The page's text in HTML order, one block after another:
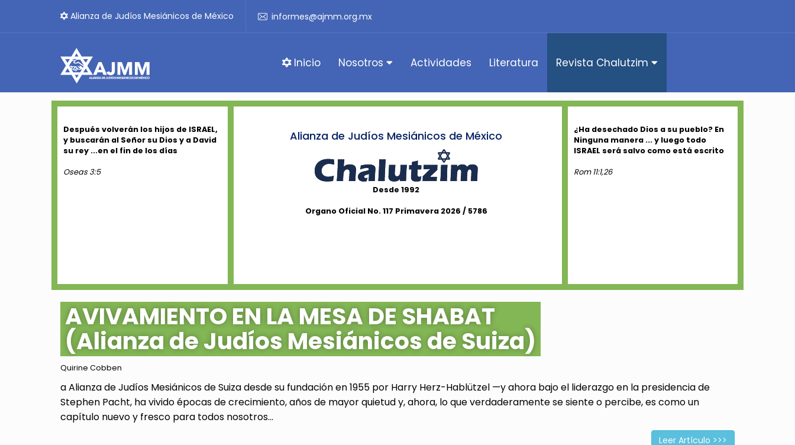
Alianza de Judíos Mesiánicos de México informes@ajmm.org.mx
Inicio Nosotros Actividades Literatura Revista Chalutzim
Después volverán los hijos de ISRAEL,
y buscarán al Señor su Dios y a David
su rey ...en el fin de los días
Oseas 3:5
Alianza de Judíos Mesiánicos de México
Desde 1992
Organo Oficial No. 117 Primavera 2026 / 5786
¿Ha desechado Dios a su pueblo? En
Ninguna manera ... y luego todo
ISRAEL será salvo como está escrito
Rom 11:1,26
AVIVAMIENTO EN LA MESA DE SHABAT
(Alianza de Judíos Mesiánicos de Suiza)
Quirine Cobben
a Alianza de Judíos Mesiánicos de Suiza desde su fundación en 1955 por Harry Herz-Hablützel —y ahora bajo el liderazgo en la presidencia de
Stephen Pacht, ha vivido épocas de crecimiento, años de mayor quietud y, ahora, lo que verdaderamente se siente o percibe, es como un
capítulo nuevo y fresco para todos nosotros...
Leer Artículo >>>